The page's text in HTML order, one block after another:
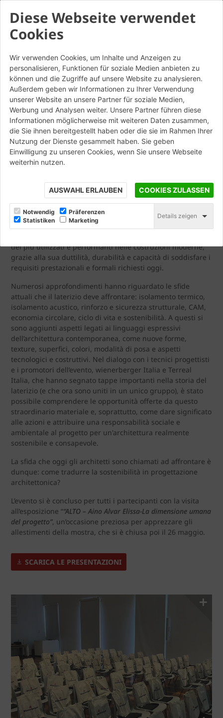
Diese Webseite verwendet
Cookies
Wir verwenden Cookies, um Inhalte und Anzeigen zu
personalisieren, Funktionen für soziale Medien anbieten zu
können und die Zugriffe auf unsere Website zu analysieren.
Außerdem geben wir Informationen zu Ihrer Verwendung
unserer Website an unsere Partner für soziale Medien,
Werbung und Analysen weiter. Unsere Partner führen diese
Informationen möglicherweise mit weiteren Daten zusammen,
die Sie ihnen bereitgestellt haben oder die sie im Rahmen Ihrer
Nutzung der Dienste gesammelt haben. Sie geben
Einwilligung zu unseren Cookies, wenn Sie unsere Webseite
weiterhin nutzen.
AUSWAHL ERLAUBEN COOKIES ZULASSEN
Notwendig
Präferenzen
Statistiken
Marketing
Details zeigen
Laterizio: forma e funzione
nell'architettura sostenibile
Dalla lezione degli Aalto sguardi
sull'architettura contemporanea
La partecipazione e l’interesse riscontrati per il convegno
"Laterizio: forma e funzione nell'achitettura sostenibile",
la Sala Carlo Scarpa al MAXXI di Roma, organizzato da
wienerberger Italia e Terreal Italia sono stati davvero ottimi.
Il tema centrale degli interventi è stato il laterizio, un
materiale di grande versatilità e sostenibilità, che, pur
dei più utilizzati e performanti nelle costruzioni moderne,
grazie alla sua duttilità, durabilità e capacità di soddisfare i
requisiti prestazionali e formali richiesti oggi.
Numerosi approfondimenti hanno riguardato le sfide
attuali che il laterizio deve affrontare: isolamento termico,
isolamento acustico, rinforzo e sicurezza strutturale, CAM,
economia circolare, ciclo di vita e sostenibilità. A questi si
sono aggiunti aspetti legati ai linguaggi espressivi
dell’architettura contemporanea, come nuove forme,
texture, superfici, colori, modalità di posa e aspetti
tecnologici e costruttivi. Nel dialogo con i tecnici progettisti
e i promotori dell’evento, wienerberger Italia e Terreal
Italia, che hanno segnato tappe importanti nella storia del
laterizio (e che ora sono uniti in un unico gruppo), è stato
possibile comprendere le opportunità offerte da questo
straordinario materiale e, soprattutto, come dare significato
alle azioni e attribuire una responsabilità sociale e
ambientale al progetto per un'architettura realmente
sostenibile e consapevole.
La sfida che oggi gli architetti sono chiamati ad affrontare è
dunque: come tradurre la sostenibilità in progettazione
architettonica?
L’evento si è concluso per tutti i partecipanti con la visita
all’esposizione ““ALTO – Aino Alvar Elissa-La dimensione umana
del progetto”, un’occasione preziosa per apprezzare gli
allestimenti della mostra, che si è chiusa poi il 26 maggio.
SCARICA LE PRESENTAZIONI